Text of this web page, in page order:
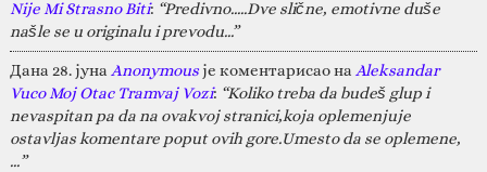
Nije Mi Strasno Biti: “Predivno.....Dve slične, emotivne duše
našle se u originalu i prevodu...”
Дана 28. јуна Anonymousје коментарисао на Aleksandar
Vuco Moj Otac Tramvaj Vozi: “Koliko treba da budeš glup i
nevaspitan pa da na ovakvoj stranici,koja oplemenjuje
ostavljas komentare poput ovih gore.Umesto da se oplemene,
…”